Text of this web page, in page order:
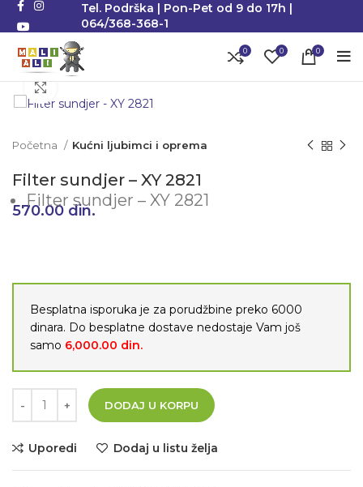
Tel. Podrška | Pon-Pet od 9 do 17h |
064/368-368-1
0 0 0
Početna Kućni ljubimci i oprema
Filter sundjer – XY 2821
570.00 din.
Filter sundjer – XY 2821
Besplatna isporuka je za porudžbine preko 6000
dinara. Do besplatne dostave nedostaje Vam još
samo 6,000.00 din.
DODAJ U KORPU
Uporedi Dodaj u listu želja